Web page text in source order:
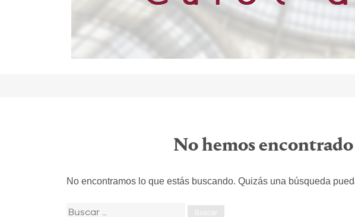
No hemos
No encontramos lo que estás buscando. Quizás una búsqueda
Buscar: